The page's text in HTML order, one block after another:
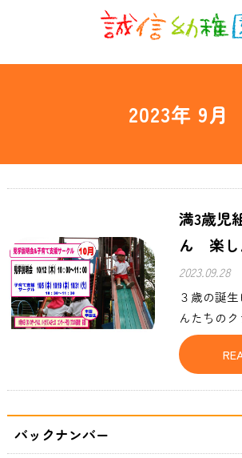
2023年 9月
満3歳児
ん 楽し
2023.09.28
３歳の誕
んたちの
食べるのも
バックナンバー